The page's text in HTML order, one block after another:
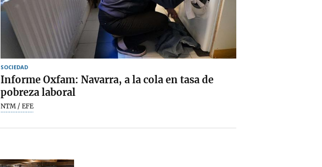
SOCIEDAD
Informe Oxfam: Navarra, a la cola en tasa de
pobreza laboral
NTM / EFE